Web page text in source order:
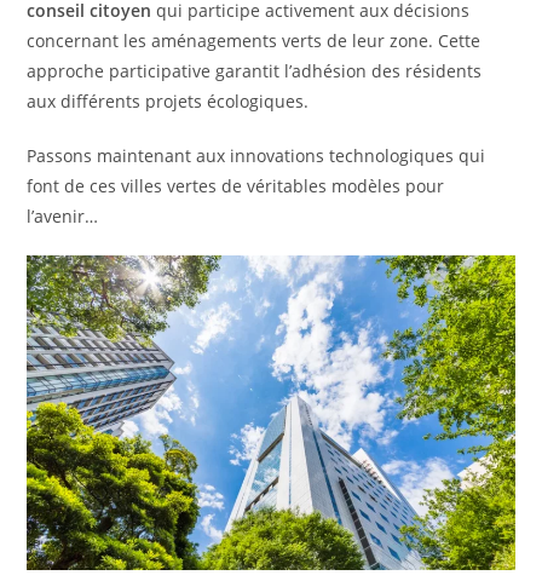
conseil citoyen qui participe activement aux décisions
concernant les aménagements verts de leur zone. Cette
approche participative garantit l’adhésion des résidents
aux différents projets écologiques.
Passons maintenant aux innovations technologiques qui
font de ces villes vertes de véritables modèles pour
l’avenir…